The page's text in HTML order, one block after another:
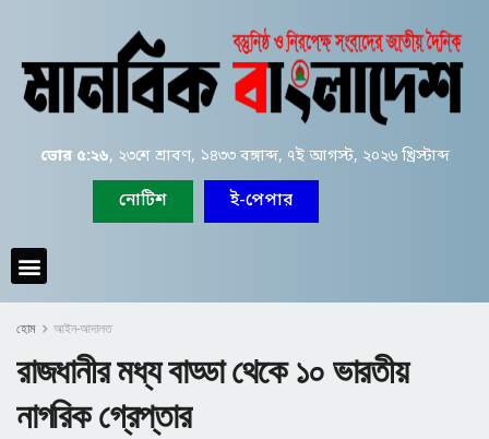
ভোর ৫:২৬, ২৩শে শ্রাবণ, ১৪৩৩ বঙ্গাব্দ, ৭ই আগস্ট, ২০২৬ খ্রিস্টাব্দ
নোটিশ ই-পেপার
হোম আইন-আদালত
রাজধানীর মধ্য বাড্ডা থেকে ১০ ভারতীয়
নাগরিক গ্রেপ্তার